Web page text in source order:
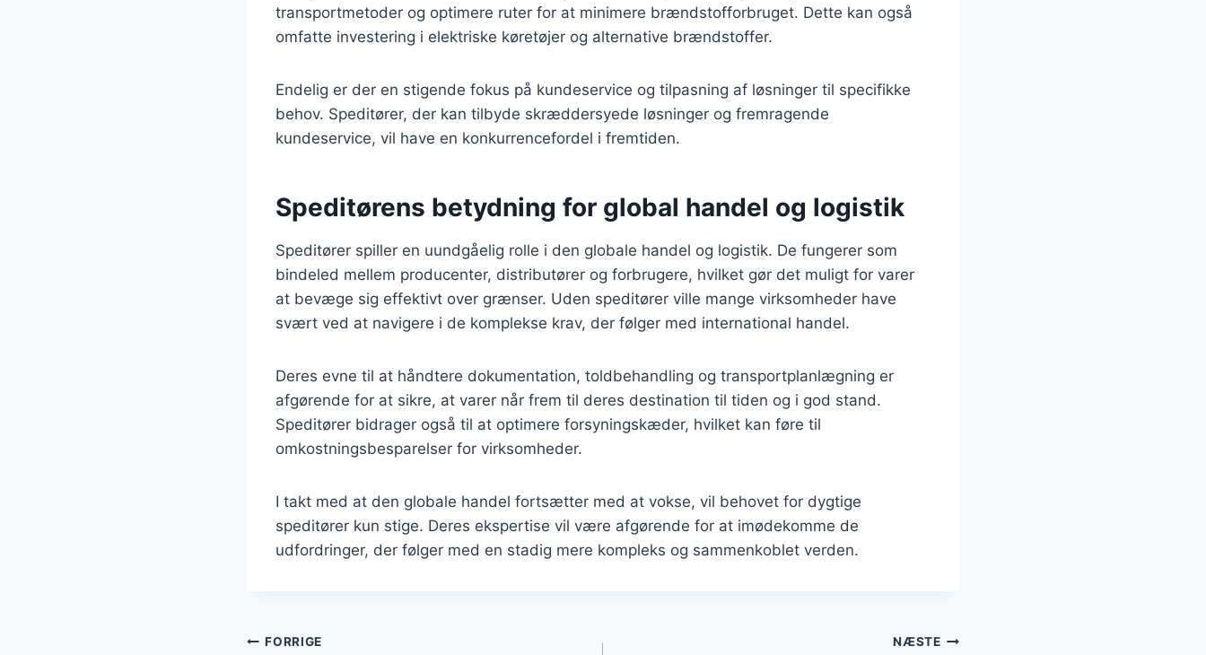
transportmetoder og optimere ruter for at minimere brændstofforbruget. Dette kan også
omfatte investering i elektriske køretøjer og alternative brændstoffer.
Endelig er der en stigende fokus på kundeservice og tilpasning af løsninger til specifikke
behov. Speditører, der kan tilbyde skræddersyede løsninger og fremragende
kundeservice, vil have en konkurrencefordel i fremtiden.
Speditørens betydning for global handel og logistik
Speditører spiller en uundgåelig rolle i den globale handel og logistik. De fungerer som
bindeled mellem producenter, distributører og forbrugere, hvilket gør det muligt for varer
at bevæge sig effektivt over grænser. Uden speditører ville mange virksomheder have
svært ved at navigere i de komplekse krav, der følger med international handel.
Deres evne til at håndtere dokumentation, toldbehandling og transportplanlægning er
afgørende for at sikre, at varer når frem til deres destination til tiden og i god stand.
Speditører bidrager også til at optimere forsyningskæder, hvilket kan føre til
omkostningsbesparelser for virksomheder.
I takt med at den globale handel fortsætter med at vokse, vil behovet for dygtige
speditører kun stige. Deres ekspertise vil være afgørende for at imødekomme de
udfordringer, der følger med en stadig mere kompleks og sammenkoblet verden.
Indlægsnavigation
FORRIGE NÆSTE